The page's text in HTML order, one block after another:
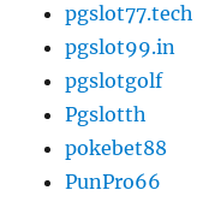
pgslot77.tech
pgslot99.in
pgslotgolf
Pgslotth
pokebet88
PunPro66